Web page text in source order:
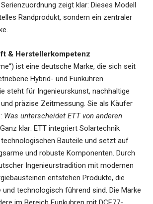
zeigt klar: Dieses Modell
Randprodukt, sondern ein zentraler
& Herstellerkompetenz
ist eine deutsche Marke, die sich seit
Hybrid- und Funkuhren
steht für Ingenieurskunst, nachhaltige
präzise Zeitmessung. Sie als Käufer
Was unterscheidet ETT von anderen
Ganz klar: ETT integriert Solartechnik
Bauteile und setzt auf
und robuste Komponenten. Durch
Ingenieurstradition mit modernen
entstehen Produkte, die
und technologisch führend sind. Die Marke